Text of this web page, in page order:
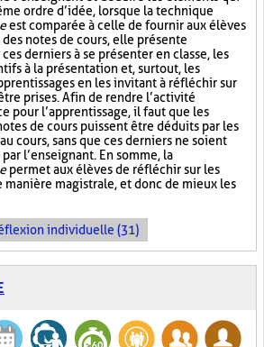
ordre d’idée, lorsque la technique
est comparée à celle de fournir aux élèves
notes de cours, elle présente
derniers à se présenter en classe, les
à la présentation et, surtout, les
en les invitant à réfléchir sur
prises. Afin de rendre l’activité
pour l’apprentissage, il faut que les
de cours puissent être déduits par les
cours, sans que ces derniers ne soient
l’enseignant. En somme, la
permet aux élèves de réfléchir sur les
manière magistrale, et donc de mieux les
individuelle (31)